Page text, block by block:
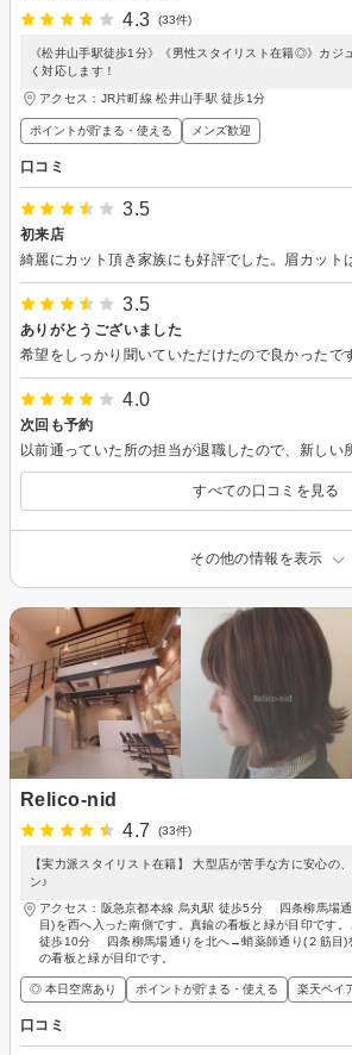
4.3
(33件)
《松井山手駅徒歩1分》《男性スタイリスト在籍◎》カジ
く対応します！
アクセス：JR片町線 松井山手駅 徒歩1分
ポイントが貯まる・使える メンズ歓迎
口コミ
3.5
初来店
3.5
ありがとうございました
希望をしっかり聞いていただけたので良かったで
4.0
次回も予約
すべての口コミを見る
その他の情報を表示
Relico-nid
4.7
(33件)
【実力派スタイリスト在籍】 大型店が苦手な方に安心の
ン♪
アクセス：阪急京都本線 烏丸駅 徒歩5分 四条柳馬場
目)を西へ入った南側です。真鍮の看板と緑が目印です
徒歩10分 四条柳馬場通りを北へ→蛸薬師通り(２筋目)
の看板と緑が目印です。
◎ 本日空席あり ポイントが貯まる・使える 楽天ペイ
口コミ